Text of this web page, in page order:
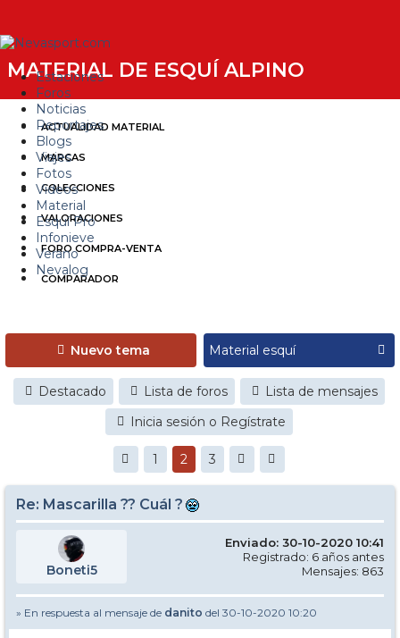
Estaciones
Foros
Noticias
Reportajes
Blogs
Viajes
Fotos
Videos
Material
Esquí Pro
Infonieve
Verano
Nevalog
MATERIAL DE ESQUÍ ALPINO
ACTUALIDAD MATERIAL
MARCAS
COLECCIONES
VALORACIONES
FORO COMPRA-VENTA
COMPARADOR
Nuevo tema
Destacado Lista de foros
Lista de mensajes
Inicia sesión o Regístrate
1 2 3
Re: Mascarilla ?? Cuál ?
Boneti5
Enviado: 30-10-2020 10:41
Registrado: 6 años antes
Mensajes: 863
» En respuesta al mensaje de danito del 30-10-2020 10:20